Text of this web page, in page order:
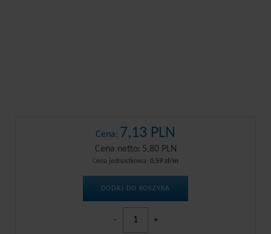
Cena: 7,13 PLN
Cena netto: 5,80 PLN
Cena jednostkowa: 0,59 zł/m
DODAJ DO KOSZYKA
- +